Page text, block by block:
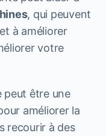
, qui peuvent
à améliorer
votre
peut être une
améliorer la
recourir à des